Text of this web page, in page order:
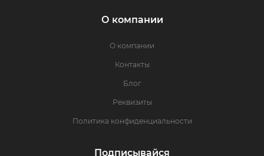
О компании
О компании
Контакты
Блог
Реквизиты
Политика конфиденциальности
Подписывайся